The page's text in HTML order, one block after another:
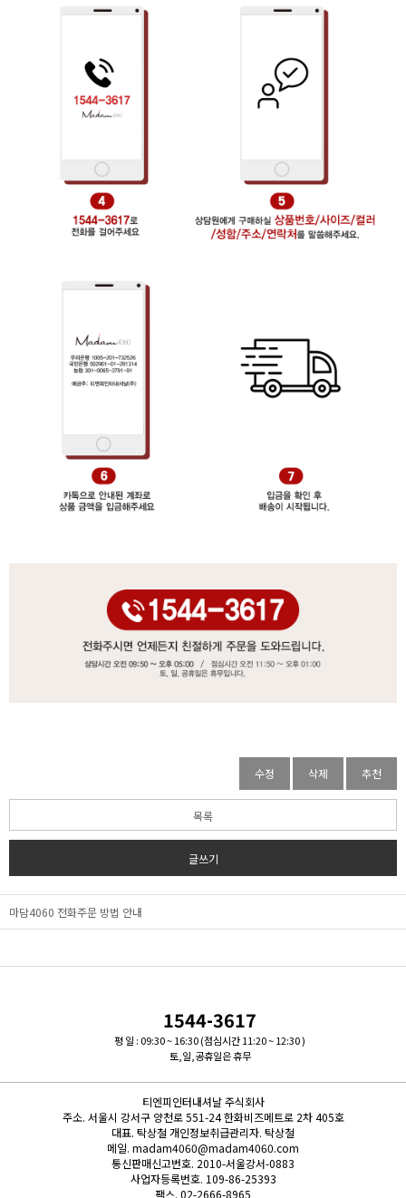
수정 삭제 추천
목록
글쓰기
마담4060 전화주문 방법 안내
1544-3617
평 일 : 09:30 ~ 16:30 (점심시간 11:20 ~ 12:30 )
토,일,공휴일은 휴무
티엔피인터내셔날 주식회사
주소. 서울시 강서구 양천로 551-24 한화비즈메트로 2차 405호
대표. 탁상철 개인정보취급관리자. 탁상철
메일. madam4060@madam4060.com
통신판매신고번호. 2010-서울강서-0883
사업자등록번호. 109-86-25393
팩스. 02-2666-8965